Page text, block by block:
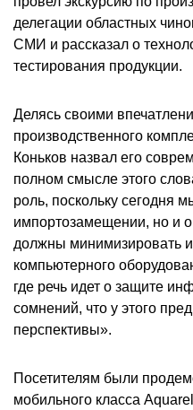
делегации областных
СМИ и рассказал о
тестирования продукции.
Делясь своими
производственного
Коньков назвал его
полном смысле этого
роль, поскольку сегодня
импортозамещении, но и о
должны минимизировать
компьютерного
где речь идет о защите
сомнений, что у этого
перспективы».
Посетителям были
мобильного класса